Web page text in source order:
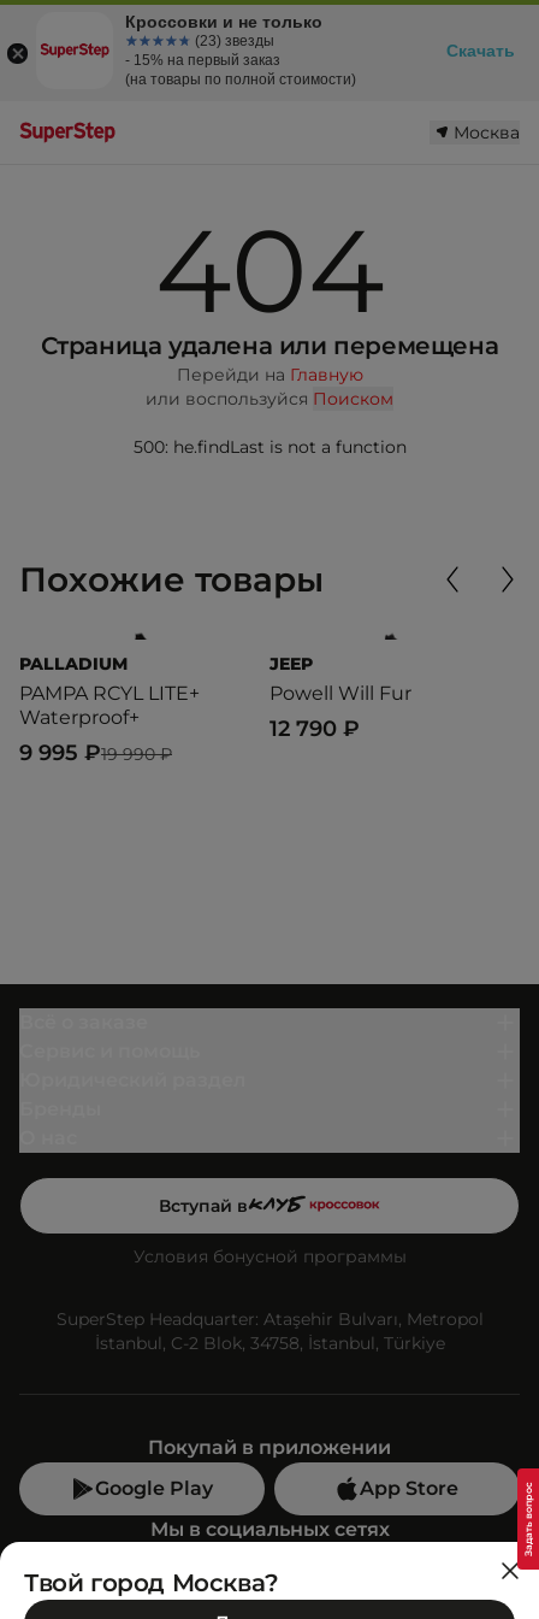
Москва
404
Страница удалена или перемещена
Перейди на Главную
или воспользуйся Поиском
500: he.findLast is not a function
Похожие товары
PALLADIUM
PAMPA RCYL LITE+
Waterproof+
19 990 ₽
9 995 ₽
JEEP
Powell Will Fur
12 790 ₽
Вступай в
Условия бонусной программы
SuperStep Headquarter: Ataşehir Bulvarı, Metropol
İstanbul, C-2 Blok, 34758, İstanbul, Türkiye
Покупай в приложении
Google Play
App Store
Мы в социальных сетях
Позвони нам
Твой город Москва?
Кроссовки и не только
☆☆☆☆☆
★★★★★ (23) звезды
- 15% на первый заказ
(на товары по полной стоимости)
Скачать